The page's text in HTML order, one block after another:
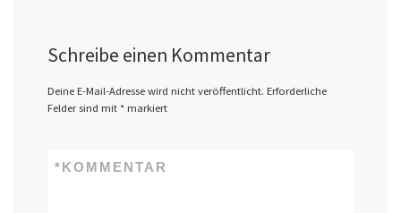
Schreibe einen Kommentar
Deine E-Mail-Adresse wird nicht veröffentlicht. Erforderliche
Felder sind mit *markiert
KOMMENTAR
*